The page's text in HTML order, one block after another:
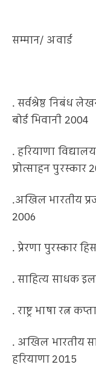
सम्मान/ अवार्ड
. सर्वश्रेष्ठ निबंध
बोर्ड भिवानी 2004
. हरियाणा विद्यालय
प्रोत्साहन पुरस्कार
.अखिल भारतीय
2006
. प्रेरणा पुरस्कार
. साहित्य साधक
. राष्ट्र भाषा रत्न
. अखिल भारतीय
हरियाणा 2015